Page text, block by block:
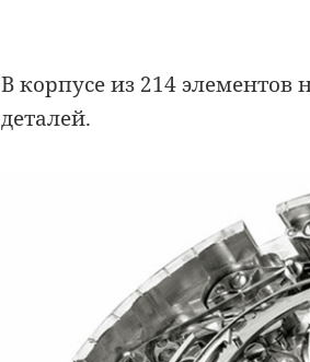
В корпусе из 214
деталей.